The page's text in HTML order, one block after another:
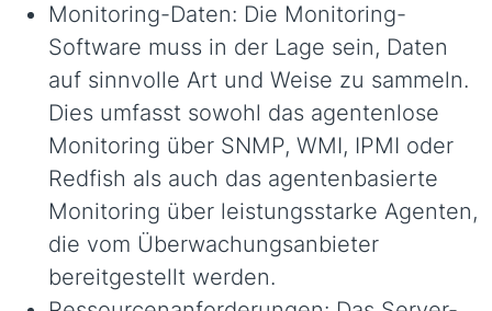
Monitoring-Daten: Die Monitoring-
Software muss in der Lage sein, Daten
auf sinnvolle Art und Weise zu sammeln.
Dies umfasst sowohl das agentenlose
Monitoring über SNMP, WMI, IPMI oder
Redfish als auch das agentenbasierte
Monitoring über leistungsstarke Agenten,
die vom Überwachungsanbieter
bereitgestellt werden.